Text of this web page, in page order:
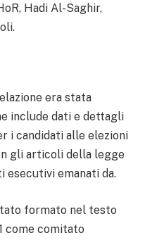
Hadi Al-Saghir,
era stata
include dati e dettagli
i candidati alle elezioni
gli articoli della legge
esecutivi emanati da.
formato nel testo
come comitato